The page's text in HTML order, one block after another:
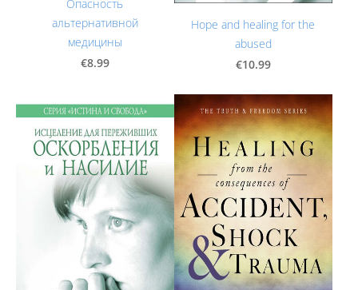
Опасность
альтернативной
медицины
€8.99
Hope and healing for the
abused
€10.99